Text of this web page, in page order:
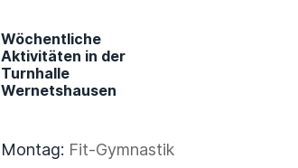
Wöchentliche
Aktivitäten in der
Turnhalle
Wernetshausen
Montag: Fit-Gymnastik